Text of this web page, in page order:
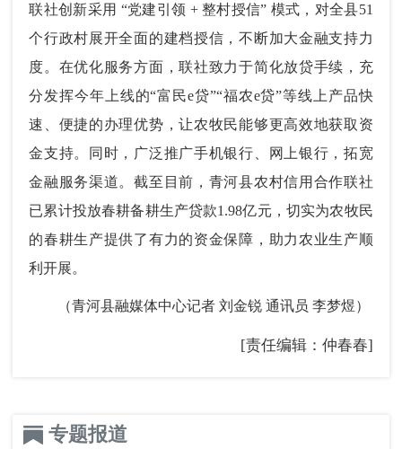
联社创新采用 “党建引领 + 整村授信” 模式，对全县51
个行政村展开全面的建档授信，不断加大金融支持力
度。在优化服务方面，联社致力于简化放贷手续，充
分发挥今年上线的“富民e贷”“福农e贷”等线上产品快
速、便捷的办理优势，让农牧民能够更高效地获取资
金支持。同时，广泛推广手机银行、网上银行，拓宽
金融服务渠道。截至目前，青河县农村信用合作联社
已累计投放春耕备耕生产贷款1.98亿元，切实为农牧民
的春耕生产提供了有力的资金保障，助力农业生产顺
利开展。
（青河县融媒体中心记者 刘金锐 通讯员 李梦煜）
[责任编辑：仲春春]
专题报道